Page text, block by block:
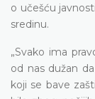
o učešću
sredinu.
„Svako ima
od nas dužan
koji se bave